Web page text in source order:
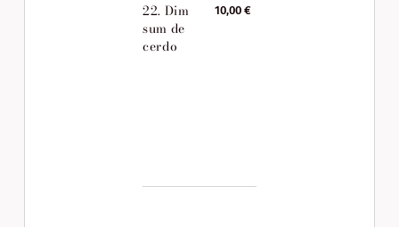
22. Dim
sum de
cerdo
10,00 €